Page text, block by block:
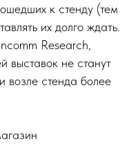
к стенду (тем
их долго ждать.
Research,
выставок не станут
возле стенда более